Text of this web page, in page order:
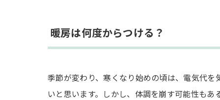
サーキュレーターで空気を循環させる
加湿器などで湿度を上げる
暖房は何度からつける？
季節が変わり、寒くなり始めの頃は、電気代
いと思います。しかし、体調を崩す可能性も